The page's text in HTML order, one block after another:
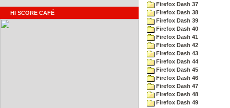
HI SCORE CAFÉ
Firefox Dash 37
Firefox Dash 38
Firefox Dash 39
Firefox Dash 40
Firefox Dash 41
Firefox Dash 42
Firefox Dash 43
Firefox Dash 44
Firefox Dash 45
Firefox Dash 46
Firefox Dash 47
Firefox Dash 48
Firefox Dash 49